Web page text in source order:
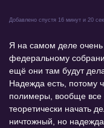
Добавлено спустя 16 минут и 20
Я на самом деле очень
федеральному
ещё они там будут
Надежда есть, потому
полимеры, вообще все
теоретически начать
ничтожный, но